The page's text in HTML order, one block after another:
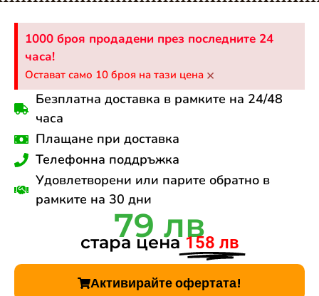
1000 броя продадени през последните 24
часа!
Остават само 10 броя на тази цена ×
Безплатна доставка в рамките на 24/48
часа
Плащане при доставка
Телефонна поддръжка
Удовлетворени или парите обратно в
рамките на 30 дни
79 лв
стара цена158 лв
Активирайте офертата!